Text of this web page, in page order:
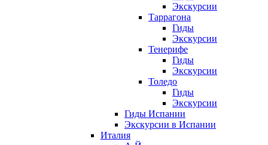
Экскурсии
Таррагона
Гиды
Экскурсии
Тенерифе
Гиды
Экскурсии
Толедо
Гиды
Экскурсии
Гиды Испании
Экскурсии в Испании
Италия